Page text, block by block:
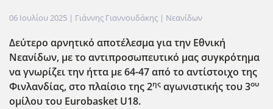
06 Ιουλίου 2025 | Γιάννης Γιαννουδάκης | Νεανίδων
Δεύτερο αρνητικό αποτέλεσμα για την Εθνική
Νεανίδων, με το αντιπροσωπευτικό μας συγκρότημα
να γνωρίζει την ήττα με 64-47 από το αντίστοιχο της
Φινλανδίας, στο πλαίσιο της 2ης αγωνιστικής του 3ου
ομίλου του Eurobasket U18.